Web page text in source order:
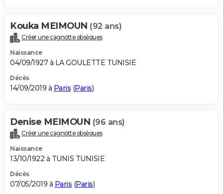
Kouka MEIMOUN (92 ans)
Créer une cagnotte obsèques
Naissance
04/09/1927 à LA GOULETTE TUNISIE
Décès
14/09/2019 à Paris (Paris)
Denise MEIMOUN (96 ans)
Créer une cagnotte obsèques
Naissance
13/10/1922 à TUNIS TUNISIE
Décès
07/05/2019 à Paris (Paris)